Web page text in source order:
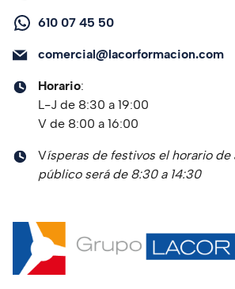
610 07 45 50
comercial@lacorformacion.com
Horario:
L-J de 8:30 a 19:00
V de 8:00 a 16:00
Vísperas de festivos el horario de
público será de 8:30 a 14:30